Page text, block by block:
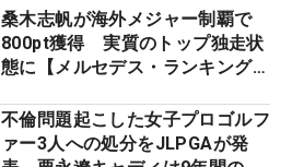
桑木志帆が海外メジャー制覇で
800pt獲得 実質のトップ独走状
態に【メルセデス・ランキング番
不倫問題起こした女子プロゴルフ
ァー3人への処分をJLPGAが発